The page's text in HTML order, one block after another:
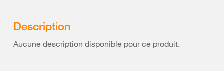
Description
Aucune description disponible pour ce produit.